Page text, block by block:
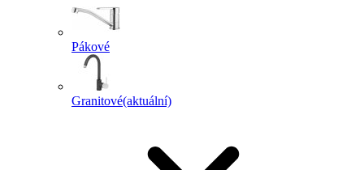
Pákové
Granitové(aktuální)